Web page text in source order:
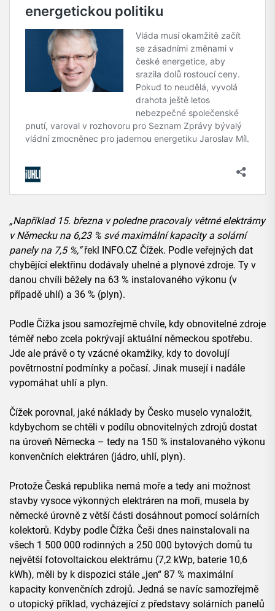
„Například 15. března v poledne pracovaly větrné elektrárny
v Německu na 6,23 % své maximální kapacity a solární
panely na 7,5 %,“řekl INFO.CZ Čížek. Podle veřejných dat
chybějící elektřinu dodávaly uhelné a plynové zdroje. Ty v
danou chvíli běžely na 63 % instalovaného výkonu (v
případě uhlí) a 36 % (plyn).
Podle Čížka jsou samozřejmě chvíle, kdy obnovitelné zdroje
téměř nebo zcela pokrývají aktuální německou spotřebu.
Jde ale právě o ty vzácné okamžiky, kdy to dovolují
povětrnostní podmínky a počasí. Jinak musejí i nadále
vypomáhat uhlí a plyn.
Čížek porovnal, jaké náklady by Česko muselo vynaložit,
kdybychom se chtěli v podílu obnovitelných zdrojů dostat
na úroveň Německa – tedy na 150 % instalovaného výkonu
konvenčních elektráren (jádro, uhlí, plyn).
Protože Česká republika nemá moře a tedy ani možnost
stavby vysoce výkonných elektráren na moři, musela by
německé úrovně z větší části dosáhnout pomocí solárních
kolektorů. Kdyby podle Čížka Češi dnes nainstalovali na
všech 1 500 000 rodinných a 250 000 bytových domů tu
největší fotovoltaickou elektrárnu (7,2 kWp, baterie 10,6
kWh), měli by k dispozici stále „jen“ 87 % maximální
kapacity konvenčních zdrojů. Jedná se navíc samozřejmě
o utopický příklad, vycházející z představy solárních panelů